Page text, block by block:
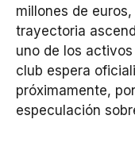
millones de
trayectoria
uno de los
club espera
próximamente,
especulación